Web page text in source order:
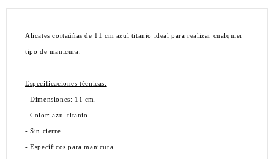
Alicates cortaúñas de 11 cm azul titanio ideal para realizar cualquier
tipo de manicura.
Especificaciones técnicas:
- Dimensiones: 11 cm.
- Color: azul titanio.
- Sin cierre.
- Específicos para manicura.